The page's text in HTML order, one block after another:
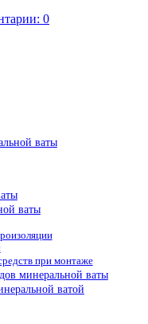
0
ваты
ваты
при монтаже
минеральной ваты
ватой